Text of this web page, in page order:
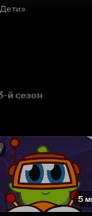
й сезон
5